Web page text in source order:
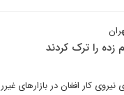
کار افغان در